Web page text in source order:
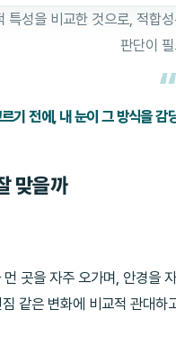
특성을 비교한 것으로, 적합
판단이
기 전에, 내 눈이 그 방식을
맞을까
곳을 자주 오가며, 안경을
같은 변화에 비교적 관대